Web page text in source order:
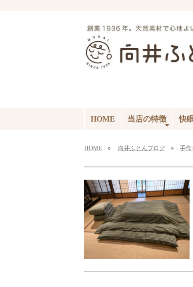
HOME 当店の特徴 快
HOME » 向井ふとんブログ » 手作